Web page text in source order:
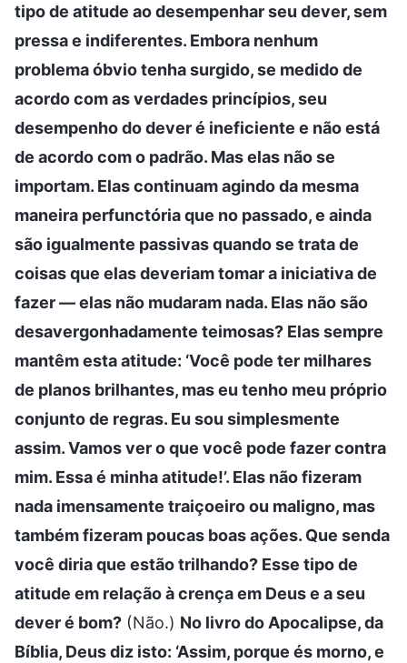
tipo de atitude ao desempenhar seu dever, sem
pressa e indiferentes. Embora nenhum
problema óbvio tenha surgido, se medido de
acordo com as verdades princípios, seu
desempenho do dever é ineficiente e não está
de acordo com o padrão. Mas elas não se
importam. Elas continuam agindo da mesma
maneira perfunctória que no passado, e ainda
são igualmente passivas quando se trata de
coisas que elas deveriam tomar a iniciativa de
fazer — elas não mudaram nada. Elas não são
desavergonhadamente teimosas? Elas sempre
mantêm esta atitude: ‘Você pode ter milhares
de planos brilhantes, mas eu tenho meu próprio
conjunto de regras. Eu sou simplesmente
assim. Vamos ver o que você pode fazer contra
mim. Essa é minha atitude!’. Elas não fizeram
nada imensamente traiçoeiro ou maligno, mas
também fizeram poucas boas ações. Que senda
você diria que estão trilhando? Esse tipo de
atitude em relação à crença em Deus e a seu
dever é bom? (Não.) No livro do Apocalipse, da
Bíblia, Deus diz isto: ‘Assim, porque és morno, e